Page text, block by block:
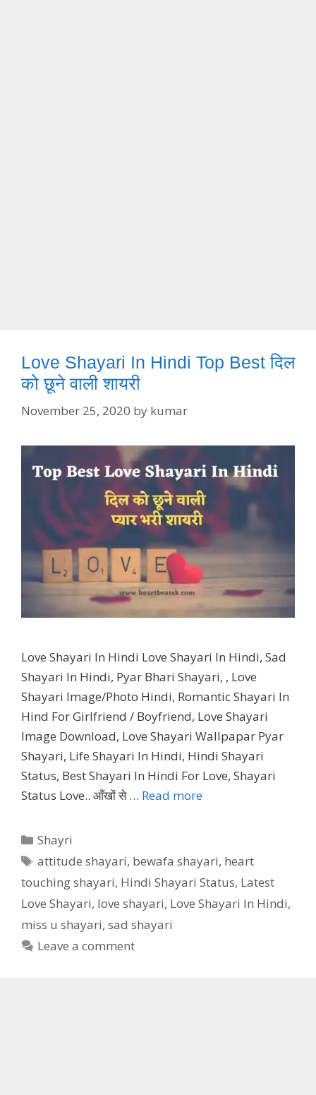
Love Shayari In Hindi Top Best दिल
को छूने वाली शायरी
November 25, 2020 by kumar
Love Shayari In Hindi Love Shayari In Hindi, Sad
Shayari In Hindi, Pyar Bhari Shayari, , Love
Shayari Image/Photo Hindi, Romantic Shayari In
Hind For Girlfriend / Boyfriend, Love Shayari
Image Download, Love Shayari Wallpapar Pyar
Shayari, Life Shayari In Hindi, Hindi Shayari
Status, Best Shayari In Hindi For Love, Shayari
Status Love.. आँखों से … Read more
Categories
Shayri
Tags
attitude shayari, bewafa shayari, heart
touching shayari, Hindi Shayari Status, Latest
Love Shayari, love shayari, Love Shayari In Hindi,
miss u shayari, sad shayari
Leave a comment